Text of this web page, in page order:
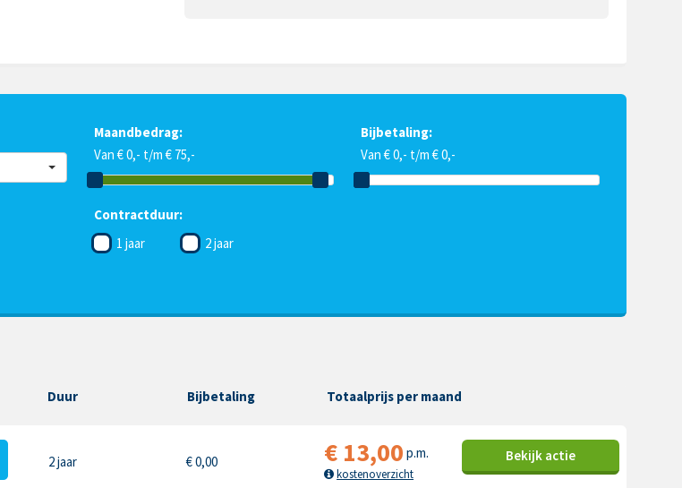
Maandbedrag:
Van € 0,- t/m € 75,-
Bijbetaling:
Van € 0,- t/m € 0,-
Contractduur:
1 jaar
2 jaar
Duur Bijbetaling Totaalprijs per maand
2 jaar €0,00 € 13,00 p.m.
kostenoverzicht
Bekijk actie